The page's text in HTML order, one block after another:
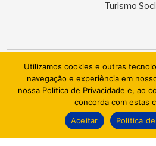
Turismo
© 2026 SESC Sergipe - Serviço
direitos
AI.BRAZIL TECHNOLOGIES &
Utilizamos cookies e outras
navegação e experiência em
nossa Política de Privacidade e, ao
concorda com estas
Aceitar
Política